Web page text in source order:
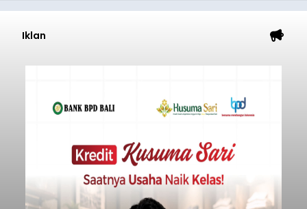
Iklan